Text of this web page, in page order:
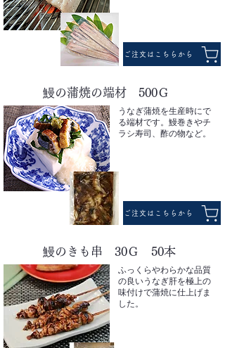
ご注文はこちらから
鰻の蒲焼の端材 500Ｇ
うなぎ蒲焼を生産時にで
る端材です。鰻巻きやチ
ラシ寿司、酢の物など。
ご注文はこちらから
鰻のきも串 30Ｇ 50本
ふっくらやわらかな品質
の良いうなぎ肝を極上の
味付けで蒲焼に仕上げま
した。